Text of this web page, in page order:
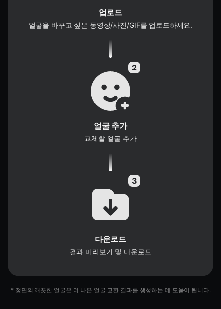
업로드
얼굴을 바꾸고 싶은 동영상/사진/GIF를 업로드하세요.
얼굴 추가
교체할 얼굴 추가
다운로드
결과 미리보기 및 다운로드
* 정면의 깨끗한 얼굴은 더 나은 얼굴 교환 결과를 생성하는 데 도움이 됩니다.